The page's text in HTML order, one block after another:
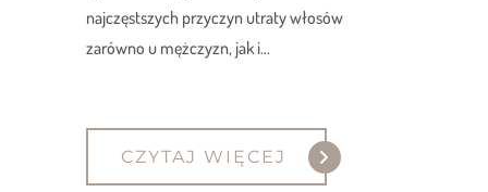
najczęstszych przyczyn utraty włosów
zarówno u mężczyzn, jak i...
CZYTAJ WIĘCEJ